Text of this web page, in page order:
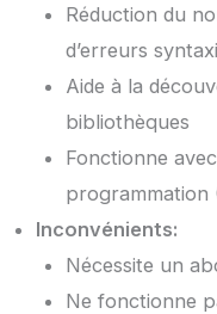
Réduction du
d’erreurs
Aide à la
bibliothèques
Fonctionne
programmation
Inconvénients:
Nécessite un
Ne fonctionne